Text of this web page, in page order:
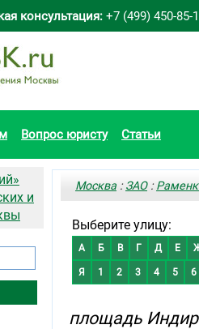
консультация: +7 (499) 450-85-
Вопрос юристу Статьи
Москва :ЗАО:
Выберите улицу:
А Б В Г Д Е
Я 1 2 3 4 5 6
площадь
и